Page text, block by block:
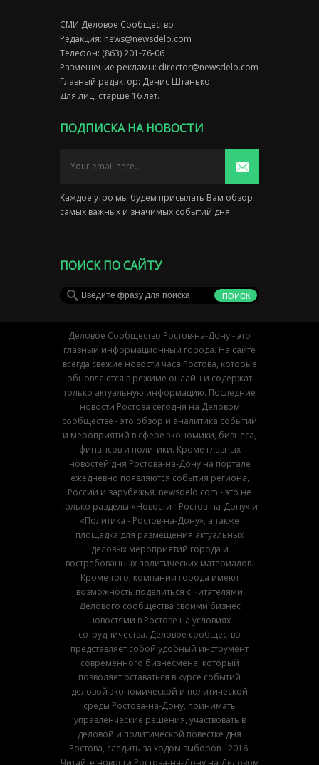
СМИ Деловое Сообщество
Редакция: news@newsdelo.com
Телефон: (863) 201-76-06
Размещение рекламы: director@newsdelo.com
Главный редактор: Денис Штанько
Для лиц, старше 16 лет.
ПОДПИСКА НА НОВОСТИ
Каждое утро мы будем присылать Вам обзор
самых важных и значимых событий дня.
ПОИСК ПО САЙТУ
Деловое Сообщество Ростов-на-Дону - это
главный информационный города. На сайте
всегда свежие новости часа Ростова, которые
обновляются в режиме онлайн и содержат
только актуальную информацию. Последние
новости Ростова сегодня на Деловом
сообществе - это обзор и аналитика событий
и мероприятий в сфере экономики, бизнеса,
финансов и политики. Кроме главных
новостей дня Ростова-на-Дону на портале
ежедневно появляются события региона,
России и зарубежья. newsdelo.com - это не
только разделы «Новости - Ростов-на-Дону» и
«Политика - Ростов-на-Дону», а также
площадка для размещения актуальных
деловых мероприятий города и
востребованных политических материалов.
Кроме того, компании города имеют
возможность поделиться с читателями
Делового сообщества своими бизнес
новостями в Ростове на условиях
сотрудничества. Деловое сообщество
представляет собой удобный инструмент
современного бизнесмена, который
позволяет оставаться в курсе событий
деловой экономической и политической
среды Ростова-на-Дону, принимать
управленческие решения, участвовать в
деловой и политической повестке дня
Ростова, следить за ходом выборов - 2016.
Читайте новости Ростова-на-Дону на Деловом